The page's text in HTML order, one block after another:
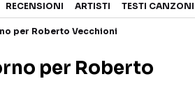
TESTI CANZONI
RECENSIONI ARTISTI TESTI CANZONI
per Roberto Vecchioni
per Roberto